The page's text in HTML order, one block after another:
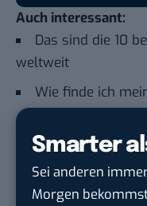
Smarter
Sei anderen
Morgen
Auch interessant:
Das sind die 10
weltweit
Wie finde ich
Was soll ich
Gewusst wie: So
Instagram-Bildern